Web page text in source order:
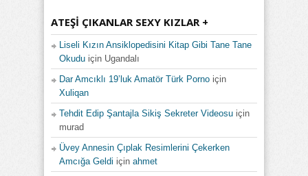
ATEŞI ÇIKANLAR SEXY KIZLAR +
Liseli Kızın Ansiklopedisini Kitap Gibi Tane Tane
Okudu için Ugandalı
Dar Amcıklı 19’luk Amatör Türk Porno için
Xuliqan
Tehdit Edip Şantajla Sikiş Sekreter Videosu için
murad
Üvey Annesin Çıplak Resimlerini Çekerken
Amcığa Geldi için ahmet